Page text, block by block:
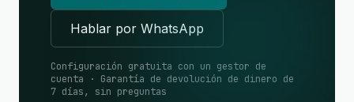
Hablar por WhatsApp
Configuración gratuita con un gestor de
cuenta · Garantía de devolución de dinero de
7 días, sin preguntas